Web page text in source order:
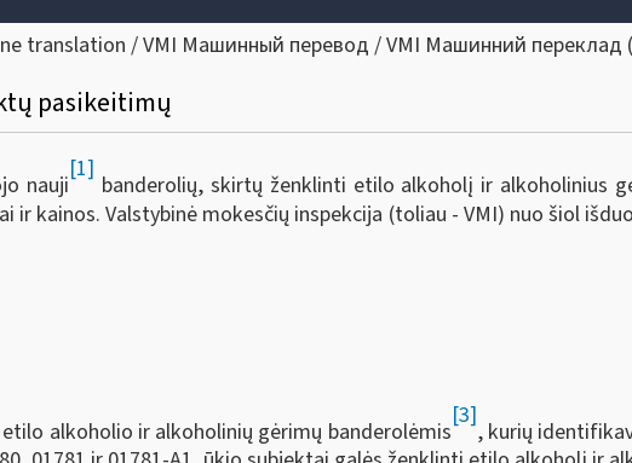
translation / VMI Машинный перевод / VMI Машинний переклад (
pasikeitimų
nauji
[1]
banderolių, skirtų ženklinti etilo alkoholį ir alkoholinius
kainos. Valstybinė mokesčių inspekcija (toliau - VMI) nuo šiol
alkoholio ir alkoholinių gėrimų banderolėmis
[3]
, kurių